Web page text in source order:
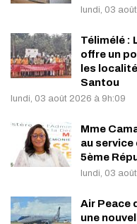
lundi, 03
Télimélé :
offre un
les
Santou
lundi, 03 août 2026 à 9h:09
Mme
au
5ème
lundi, 03
Air Peace
une